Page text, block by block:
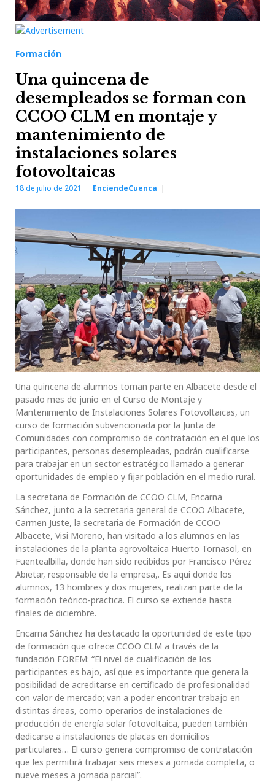
Formación
Una quincena de
desempleados se forman con
CCOO CLM en montaje y
mantenimiento de
instalaciones solares
fotovoltaicas
18 de julio de 2021 EnciendeCuenca
Una quincena de alumnos toman parte en Albacete desde el
pasado mes de junio en el Curso de Montaje y
Mantenimiento de Instalaciones Solares Fotovoltaicas, un
curso de formación subvencionada por la Junta de
Comunidades con compromiso de contratación en el que los
participantes, personas desempleadas, podrán cualificarse
para trabajar en un sector estratégico llamado a generar
oportunidades de empleo y fijar población en el medio rural.
La secretaria de Formación de CCOO CLM, Encarna
Sánchez, junto a la secretaria general de CCOO Albacete,
Carmen Juste, la secretaria de Formación de CCOO
Albacete, Visi Moreno, han visitado a los alumnos en las
instalaciones de la planta agrovoltaica Huerto Tornasol, en
Fuentealbilla, donde han sido recibidos por Francisco Pérez
Abietar, responsable de la empresa,. Es aquí donde los
alumnos, 13 hombres y dos mujeres, realizan parte de la
formación teórico-practica. El curso se extiende hasta
finales de diciembre.
Encarna Sánchez ha destacado la oportunidad de este tipo
de formación que ofrece CCOO CLM a través de la
fundación FOREM: “El nivel de cualificación de los
participantes es bajo, así que es importante que genera la
posibilidad de acreditarse en certificado de profesionalidad
con valor de mercado; van a poder encontrar trabajo en
distintas áreas, como operarios de instalaciones de
producción de energía solar fotovoltaica, pueden también
dedicarse a instalaciones de placas en domicilios
particulares… El curso genera compromiso de contratación
que les permitirá trabajar seis meses a jornada completa, o
nueve meses a jornada parcial”.